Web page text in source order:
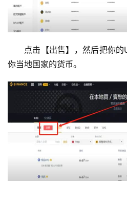
点击【出售】，然后把你
你当地国家的货币。